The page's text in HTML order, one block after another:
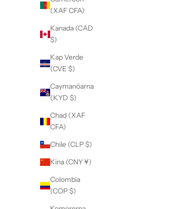
(XAF CFA)
Kanada (CAD
$)
Kap Verde
(CVE $)
Caymanöarna
(KYD $)
Chad (XAF
CFA)
Chile (CLP $)
Kina (CNY ¥)
Colombia
(COP $)